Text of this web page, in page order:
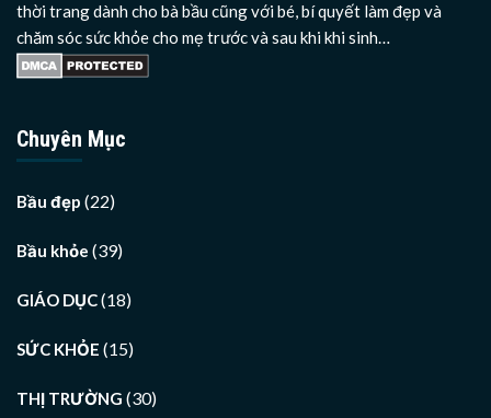
thời trang dành cho bà bầu cũng với bé, bí quyết làm đẹp và
chăm sóc sức khỏe cho mẹ trước và sau khi khi sinh…
Chuyên Mục
Bầu đẹp (22)
Bầu khỏe (39)
GIÁO DỤC(18)
SỨC KHỎE (15)
THỊ TRƯỜNG (30)